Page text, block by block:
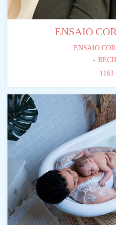
ENSAIO
ENSAIO
1163